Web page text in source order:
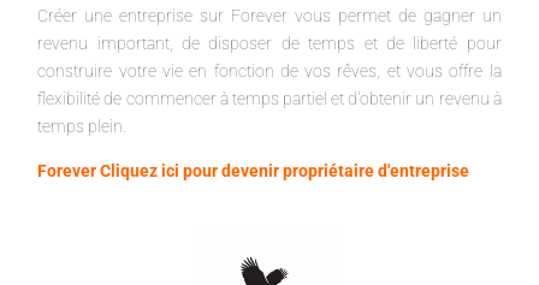
Créer une entreprise sur Forever vous permet de gagner un
revenu important, de disposer de temps et de liberté pour
construire votre vie en fonction de vos rêves, et vous offre la
flexibilité de commencer à temps partiel et d'obtenir un revenu à
temps plein.
Forever Cliquez ici pour devenir propriétaire d'entreprise